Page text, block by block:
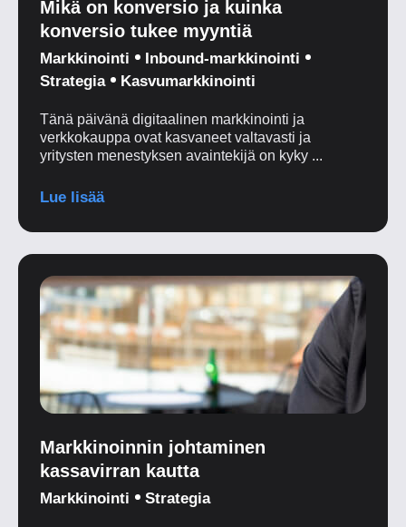
Mikä on konversio ja kuinka
konversio tukee myyntiä
Markkinointi
Inbound-markkinointi
Strategia
Kasvumarkkinointi
Tänä päivänä digitaalinen markkinointi ja
verkkokauppa ovat kasvaneet valtavasti ja
yritysten menestyksen avaintekijä on kyky ...
Lue lisää
Markkinoinnin johtaminen
kassavirran kautta
Markkinointi Strategia